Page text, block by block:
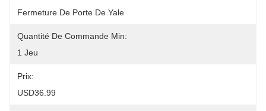
Fermeture De Porte De Yale
Quantité De Commande Min:
1 Jeu
Prix:
USD36.99